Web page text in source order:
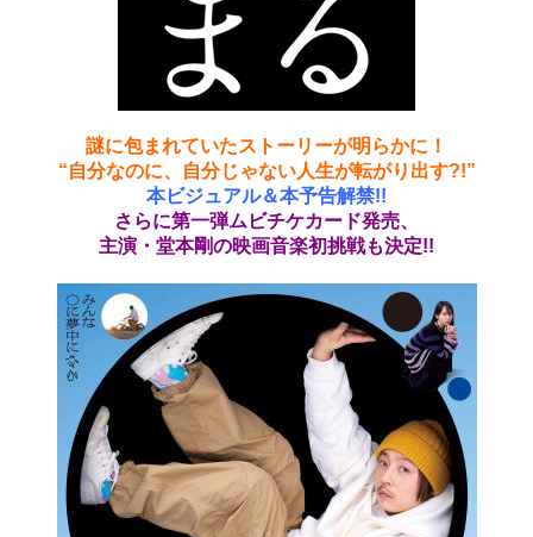
謎に包まれていたストーリーが明らかに！
“自分なのに、自分じゃない人生が転がり出す?!”
本ビジュアル＆本予告解禁!!
さらに第一弾ムビチケカード発売、
主演・堂本剛の映画音楽初挑戦も決定!!